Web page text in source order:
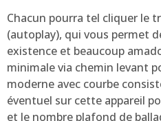
Chacun pourra tel cliquer le
(autoplay), qui vous permet
existence et beaucoup
minimale via chemin levant
moderne avec courbe
éventuel sur cette appareil
et le nombre plafond de